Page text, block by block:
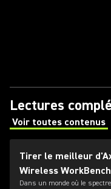
Lectures
Voir toutes contenus
(Opens in a new tab)
Tirer le meilleur
Wireless
Dans un monde où Ie